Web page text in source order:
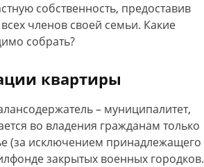
собственность, предоставив
членов своей семьи. Какие
собрать?
квартиры
– муниципалитет,
во владения гражданам только
(за исключением принадлежащего
закрытых военных городков.